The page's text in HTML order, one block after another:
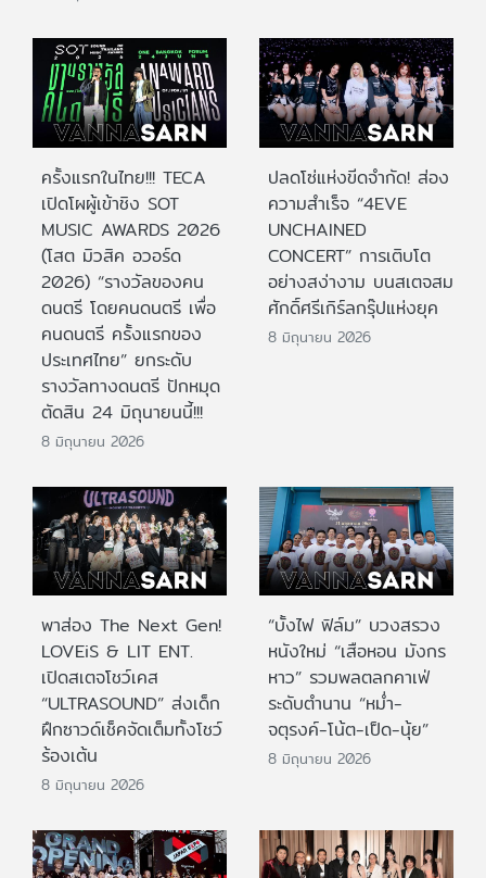
ครั้งแรกในไทย!!! TECA
เปิดโผผู้เข้าชิง SOT
MUSIC AWARDS 2026
(โสต มิวสิค อวอร์ด
2026) “รางวัลของคน
ดนตรี โดยคนดนตรี เพื่อ
คนดนตรี ครั้งแรกของ
ประเทศไทย” ยกระดับ
รางวัลทางดนตรี ปักหมุด
ตัดสิน 24 มิถุนายนนี้!!!
8 มิถุนายน 2026
ปลดโซ่แห่งขีดจำกัด! ส่อง
ความสำเร็จ “4EVE
UNCHAINED
CONCERT” การเติบโต
อย่างสง่างาม บนสเตจสม
ศักดิ์ศรีเกิร์ลกรุ๊ปแห่งยุค
8 มิถุนายน 2026
พาส่อง The Next Gen!
LOVEiS & LIT ENT.
เปิดสเตจโชว์เคส
“ULTRASOUND” ส่งเด็ก
ฝึกซาวด์เช็คจัดเต็มทั้งโชว์
ร้องเต้น
8 มิถุนายน 2026
“บั้งไฟ ฟิล์ม” บวงสรวง
หนังใหม่ “เสือหอน มังกร
หาว” รวมพลตลกคาเฟ่
ระดับตำนาน “หม่ำ-
จตุรงค์-โน้ต-เป็ด-นุ้ย”
8 มิถุนายน 2026